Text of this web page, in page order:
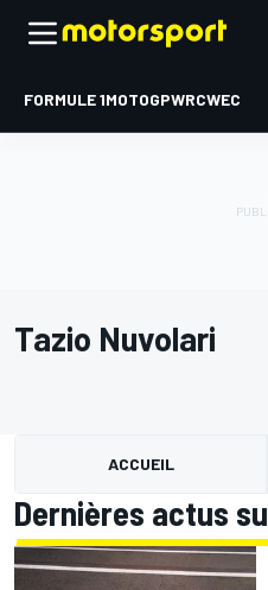
FORMULE 1MOTOGPWRCWEC
Tazio Nuvolari
ACCUEIL
Dernières actus